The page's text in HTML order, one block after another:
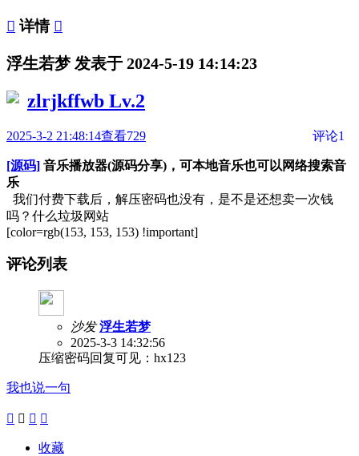
 详情 
浮生若梦 发表于 2024-5-19 14:14:23
zlrjkffwb Lv.2
2025-3-2 21:48:14查看729 评论1
[源码] 音乐播放器(源码分享)，可本地音乐也可以网络搜索音
乐
我们付费下载后，解压密码也没有，是不是还想卖一次钱
吗？什么垃圾网站
[color=rgb(153, 153, 153) !important]
评论列表
沙发 浮生若梦
2025-3-3 14:32:56
压缩密码回复可见：hx123
我也说一句
   
收藏